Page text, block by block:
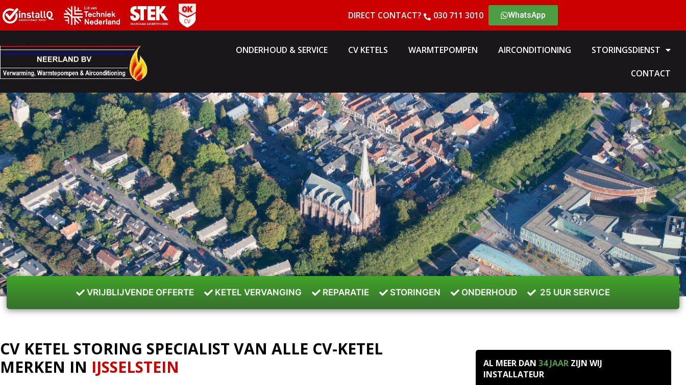
DIRECT CONTACT? 030 711 3010 WhatsApp
ONDERHOUD & SERVICE CV KETELS WARMTEPOMPEN AIRCONDITIONING STORINGSDIENST
CONTACT
VRIJBLIJVENDE OFFERTE KETEL VERVANGING REPARATIE STORINGEN ONDERHOUD 25 UUR SERVICE
CV KETEL STORING SPECIALIST VAN ALLE CV-KETEL
MERKEN IN IJSSELSTEIN AL MEER DAN 34 JAAR ZIJN WIJ
INSTALLATEUR